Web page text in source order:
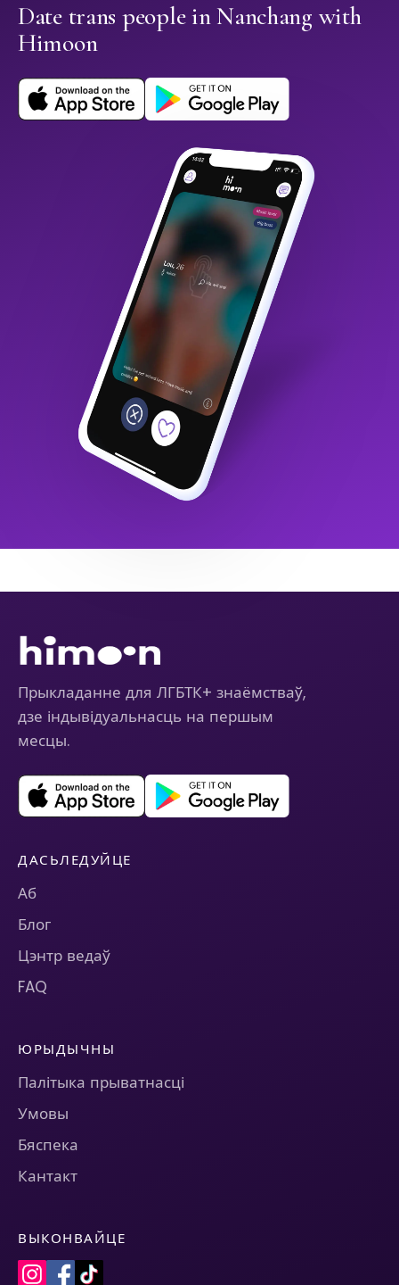
Date trans people in Nanchang with
Himoon
Прыкладанне для ЛГБТК+ знаёмстваў,
дзе індывідуальнасць на першым
месцы.
ДАСЬЛЕДУЙЦЕ
Аб
Блог
Цэнтр ведаў
FAQ
ЮРЫДЫЧНЫ
Палітыка прыватнасці
Умовы
Бяспека
Кантакт
ВЫКОНВАЙЦЕ